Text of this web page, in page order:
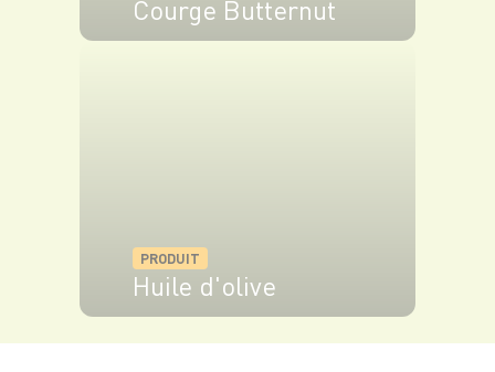
Courge Butternut
PRODUIT
Huile d'olive